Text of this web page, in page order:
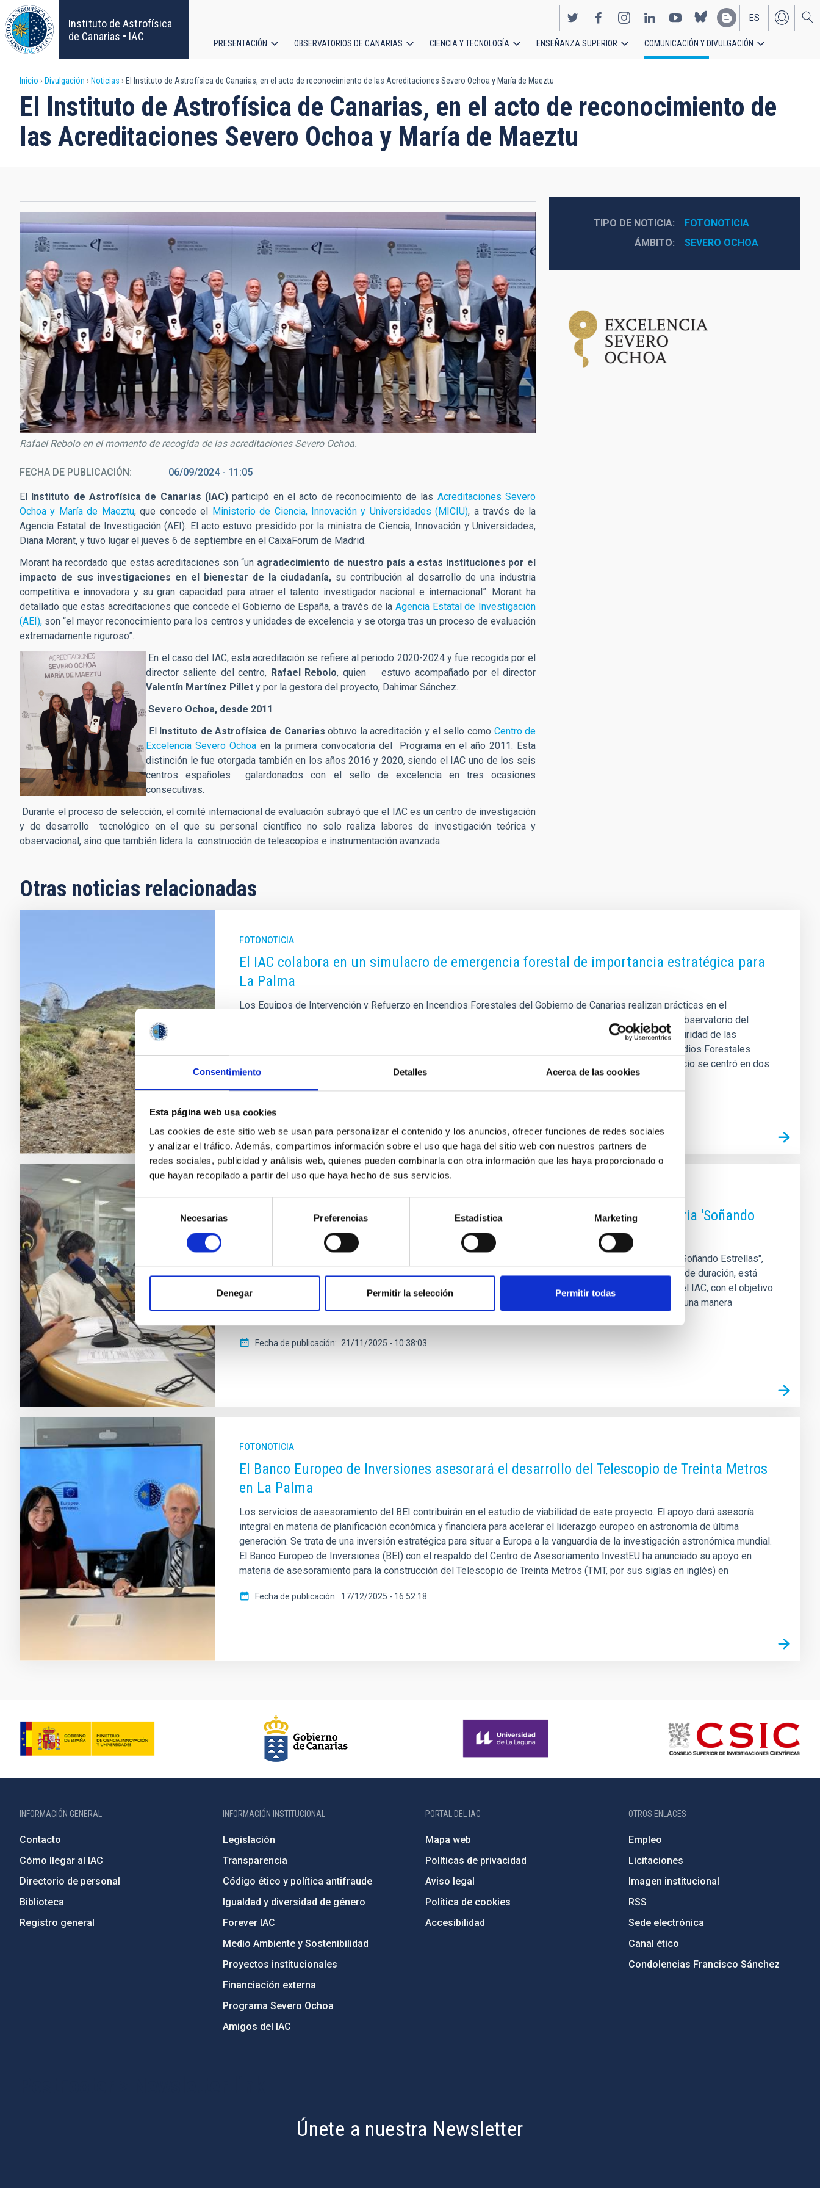
Consentimiento Detalles Acerca de las cookies
Esta página web usa cookies
Las cookies de este sitio web se usan para personalizar el contenido y los anuncios, ofrecer funciones de redes sociales
y analizar el tráfico. Además, compartimos información sobre el uso que haga del sitio web con nuestros partners de
redes sociales, publicidad y análisis web, quienes pueden combinarla con otra información que les haya proporcionado o
que hayan recopilado a partir del uso que haya hecho de sus servicios.
Selección
de
consentimiento
Necesarias Preferencias Estadística Marketing
Denegar Permitir la selección Permitir todas
Pasar
al
contenido
principal
Instituto de Astrofísica
de Canarias • IAC
EN
ES
principal
PRESENTACIÓN OBSERVATORIOS DE CANARIAS CIENCIA Y TECNOLOGÍA ENSEÑANZA SUPERIOR COMUNICACIÓN Y DIVULGACIÓN
Sobrescribir
enlaces
de
a
la
navegación
Inicio Divulgación Noticias El Instituto de Astrofísica de Canarias, en el acto de reconocimiento de las Acreditaciones Severo Ochoa y María de Maeztu
El Instituto de Astrofísica de Canarias, en el acto de reconocimiento de
las Acreditaciones Severo Ochoa y María de Maeztu
Rafael Rebolo en el momento de recogida de las acreditaciones Severo Ochoa.
FECHA DE PUBLICACIÓN 06/09/2024 - 11:05
El Instituto de Astrofísica de Canarias (IAC)participó en el acto de reconocimiento de las Acreditaciones Severo
Ochoa y María de Maeztu, que concede el Ministerio de Ciencia, Innovación y Universidades (MICIU), a través de la
Agencia Estatal de Investigación (AEI). El acto estuvo presidido por la ministra de Ciencia, Innovación y Universidades,
Diana Morant, y tuvo lugar el jueves 6 de septiembre en el CaixaForum de Madrid.
Morant ha recordado que estas acreditaciones son “un agradecimiento de nuestro país a estas instituciones por el
impacto de sus investigaciones en el bienestar de la ciudadanía, su contribución al desarrollo de una industria
competitiva e innovadora y su gran capacidad para atraer el talento investigador nacional e internacional”. Morant ha
detallado que estas acreditaciones que concede el Gobierno de España, a través de la Agencia Estatal de Investigación
(AEI), son “el mayor reconocimiento para los centros y unidades de excelencia y se otorga tras un proceso de evaluación
extremadamente riguroso”.
En el caso del IAC, esta acreditación se refiere al periodo 2020-2024 y fue recogida por el
director saliente del centro, Rafael Rebolo, quien estuvo acompañado por el director
Valentín Martínez Pillet y por la gestora del proyecto, Dahimar Sánchez.
Severo Ochoa, desde 2011
El Instituto de Astrofísica de Canarias obtuvo la acreditación y el sello como Centro de
Excelencia Severo Ochoa en la primera convocatoria del Programa en el año 2011. Esta
distinción le fue otorgada también en los años 2016 y 2020, siendo el IAC uno de los seis
centros españoles galardonados con el sello de excelencia en tres ocasiones
consecutivas.
Durante el proceso de selección, el comité internacional de evaluación subrayó que el IAC es un centro de investigación
y de desarrollo tecnológico en el que su personal científico no solo realiza labores de investigación teórica y
observacional, sino que también lidera la construcción de telescopios e instrumentación avanzada.
TIPO DE NOTICIA
FOTONOTICIA
ÁMBITO
SEVERO OCHOA
Otras noticias relacionadas
FOTONOTICIA
El IAC colabora en un simulacro de emergencia forestal de importancia estratégica para
La Palma
Los Equipos de Intervención y Refuerzo en Incendios Forestales del Gobierno de Canarias realizan prácticas en el
Observatorio del Roque de los Muchachos con participación del Instituto de Astrofísica de Canarias El Observatorio del
Roque de los Muchachos (ORM) acogió el pasado 11 de julio una práctica de gran relevancia para la seguridad de las
Cumbres de la isla de La Palma, con la participación de los Equipos de Intervención y Refuerzo en Incendios Forestales
(EIRIF) del Gobierno de Canarias y la colaboración del Instituto de Astrofísica de Canarias (IAC). El ejercicio se centró en dos
Fecha de publicación 28/08/2025 - 19:18:46
La defensa planetaria será el tema central del Programa de La Radio Canaria 'Soñando
El programa de divulgación científica del Instituto de Astrofísica de Canarias (IAC) en La Radio Canaria, "Soñando Estrellas",
emitirá su próximo episodio este viernes, 21 de noviembre, a las 22:30 horas. El espacio, de 30 minutos de duración, está
dirigido y presentado por Verónica Martín, jefa de la Unidad de Comunicación y Cultura Científica (UC3) del IAC, con el objetivo
de acercar la Astrofísica, la labor del IAC y la de los Observatorios de Canarias a la audiencia general de una manera
Fecha de publicación 21/11/2025 - 10:38:03
FOTONOTICIA
El Banco Europeo de Inversiones asesorará el desarrollo del Telescopio de Treinta Metros
en La Palma
Los servicios de asesoramiento del BEI contribuirán en el estudio de viabilidad de este proyecto. El apoyo dará asesoría
integral en materia de planificación económica y financiera para acelerar el liderazgo europeo en astronomía de última
generación. Se trata de una inversión estratégica para situar a Europa a la vanguardia de la investigación astronómica mundial.
El Banco Europeo de Inversiones (BEI) con el respaldo del Centro de Asesoriamento InvestEU ha anunciado su apoyo en
materia de asesoramiento para la construcción del Telescopio de Treinta Metros (TMT, por sus siglas en inglés) en
Fecha de publicación 17/12/2025 - 16:52:18
INFORMACIÓN GENERAL
Contacto
Cómo llegar al IAC
Directorio de personal
Biblioteca
Registro general
INFORMACIÓN INSTITUCIONAL
Legislación
Transparencia
Código ético y política antifraude
Igualdad y diversidad de género
Forever IAC
Medio Ambiente y Sostenibilidad
Proyectos institucionales
Financiación externa
Programa Severo Ochoa
Amigos del IAC
PORTAL DEL IAC
Mapa web
Políticas de privacidad
Aviso legal
Política de cookies
Accesibilidad
OTROS ENLACES
Empleo
Licitaciones
Imagen institucional
RSS
Sede electrónica
Canal ético
Condolencias Francisco Sánchez
Únete a nuestra Newsletter